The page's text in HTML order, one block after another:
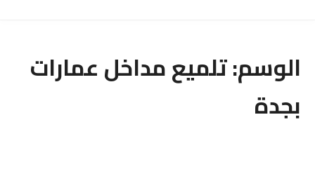
الوسم:تلميع مداخل عمارات
بجدة